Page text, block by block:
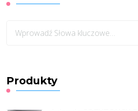
czegoś?
Produkty